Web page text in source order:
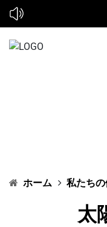
ホーム 私たち
太